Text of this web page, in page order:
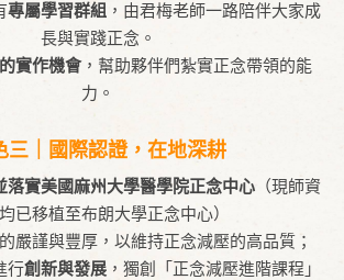
專屬學習群組，由君梅老師一路陪伴大家成
長與實踐正念。
實作機會，幫助夥伴們紮實正念帶領的能
力。
三｜國際認證，在地深耕
落實美國麻州大學醫學院正念中心（現師資
已移植至布朗大學正念中心）
嚴謹與豐厚，以維持正念減壓的高品質；
行創新與發展，獨創「正念減壓進階課程」